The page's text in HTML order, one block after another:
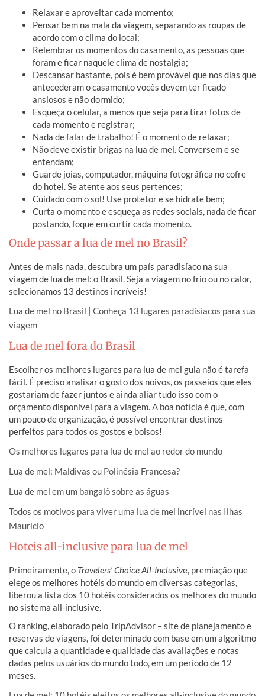
Relaxar e aproveitar cada momento;
Pensar bem na mala da viagem, separando as roupas de
acordo com o clima do local;
Relembrar os momentos do casamento, as pessoas que
foram e ficar naquele clima de nostalgia;
Descansar bastante, pois é bem provável que nos dias que
antecederam o casamento vocês devem ter ficado
ansiosos e não dormido;
Esqueça o celular, a menos que seja para tirar fotos de
cada momento e registrar;
Nada de falar de trabalho! É o momento de relaxar;
Não deve existir brigas na lua de mel. Conversem e se
entendam;
Guarde joias, computador, máquina fotográfica no cofre
do hotel. Se atente aos seus pertences;
Cuidado com o sol! Use protetor e se hidrate bem;
Curta o momento e esqueça as redes sociais, nada de ficar
postando, foque em curtir cada momento.
Onde passar a lua de mel no Brasil?
Antes de mais nada, descubra um país paradisíaco na sua
viagem de lua de mel: o Brasil. Seja a viagem no frio ou no calor,
selecionamos 13 destinos incríveis!
Lua de mel no Brasil | Conheça 13 lugares paradisíacos para sua
viagem
Lua de mel fora do Brasil
Escolher os melhores lugares para lua de mel guia não é tarefa
fácil. É preciso analisar o gosto dos noivos, os passeios que eles
gostariam de fazer juntos e ainda aliar tudo isso com o
orçamento disponível para a viagem. A boa notícia é que, com
um pouco de organização, é possível encontrar destinos
perfeitos para todos os gostos e bolsos!
Os melhores lugares para lua de mel ao redor do mundo
Lua de mel: Maldivas ou Polinésia Francesa?
Lua de mel em um bangalô sobre as águas
Todos os motivos para viver uma lua de mel incrível nas Ilhas
Maurício
Hoteis all-inclusive para lua de mel
Primeiramente, o Travelers’ Choice All-Inclusive, premiação que
elege os melhores hotéis do mundo em diversas categorias,
liberou a lista dos 10 hotéis considerados os melhores do mundo
no sistema all-inclusive.
O ranking, elaborado pelo TripAdvisor – site de planejamento e
reservas de viagens, foi determinado com base em um algoritmo
que calcula a quantidade e qualidade das avaliações e notas
dadas pelos usuários do mundo todo, em um período de 12
meses.